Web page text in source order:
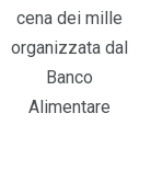
cena dei mille
organizzata dal
Banco
Alimentare